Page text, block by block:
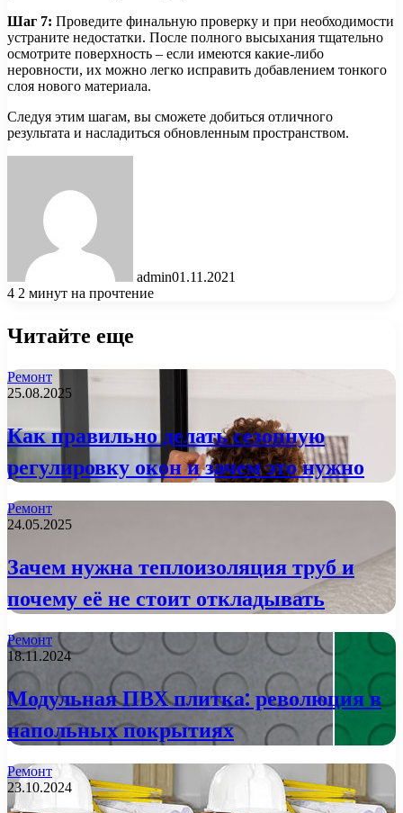
Шаг 7: Проведите финальную проверку и при необходимости
устраните недостатки. После полного высыхания тщательно
осмотрите поверхность – если имеются какие-либо
неровности, их можно легко исправить добавлением тонкого
слоя нового материала.
Следуя этим шагам, вы сможете добиться отличного
результата и насладиться обновленным пространством.
admin01.11.2021
4 2 минут на прочтение
Читайте еще
Ремонт
25.08.2025
Как правильно делать сезонную
регулировку окон и зачем это нужно
Ремонт
24.05.2025
Зачем нужна теплоизоляция труб и
почему её не стоит откладывать
Ремонт
18.11.2024
Модульная ПВХ плитка: революция в
напольных покрытиях
Ремонт
23.10.2024